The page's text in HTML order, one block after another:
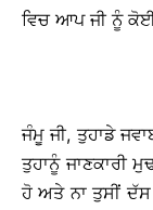
ਵਿਚ ਆਪ ਜੀ ਨੂੰ ਕੋਈ
ਜੰਮੂ ਜੀ, ਤੁਹਾਡੇ
ਤੁਹਾਨੂੰ ਜਾਣਕਾਰੀ
ਹੋ ਅਤੇ ਨਾ ਤੁਸੀਂ